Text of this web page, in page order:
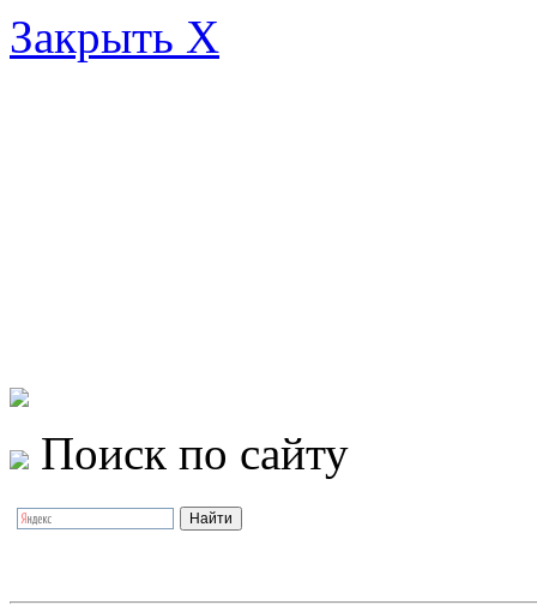
Закрыть X
Поиск по сайту